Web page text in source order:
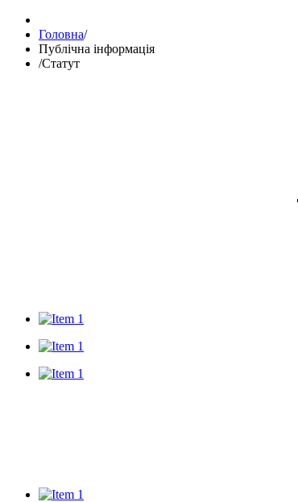
Головна/
Публічна інформація
/Статут